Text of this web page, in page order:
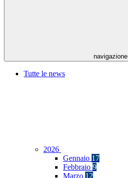
navigazione
Tutte le news
2026
Gennaio 17
Febbraio 9
Marzo 12